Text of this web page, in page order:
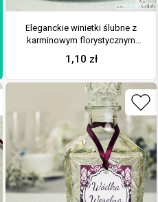
Eleganckie winietki ślubne z
karminowym florystycznym
damaskiem i cyrkonią
1,10 zł